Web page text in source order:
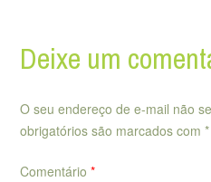
Deixe um
O seu endereço de e-mail não
obrigatórios são marcados com *
Comentário *